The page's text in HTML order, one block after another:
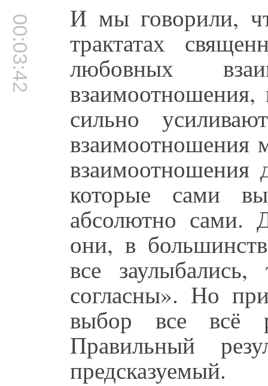
00:03:42 И мы говорили,
трактатах
любовных
сильно
которые сами
абсолютно сами.
они, в
все
согласны». Но
выбор все всё
Правильный
предсказуемый.